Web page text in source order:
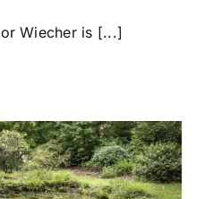
Wiecher is [...]